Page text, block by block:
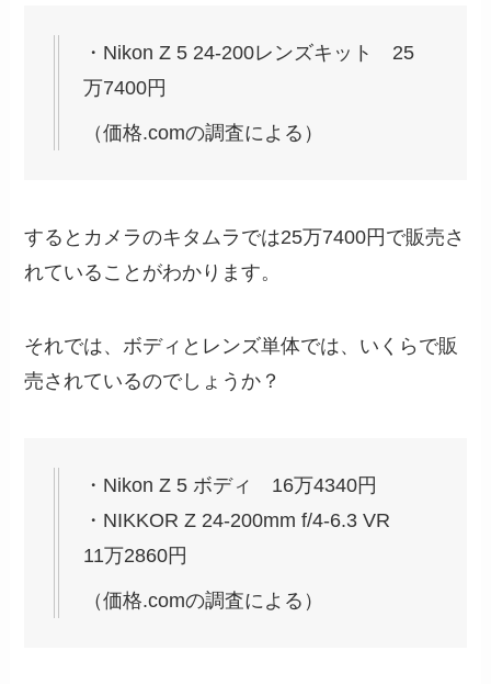
・Nikon Z 5 24-200レンズキット 25
万7400円
（価格.comの調査による）
するとカメラのキタムラでは25万7400円で販売さ
れていることがわかります。
それでは、ボディとレンズ単体では、いくらで販
売されているのでしょうか？
・Nikon Z 5 ボディ 16万4340円
・NIKKOR Z 24-200mm f/4-6.3 VR
11万2860円
（価格.comの調査による）